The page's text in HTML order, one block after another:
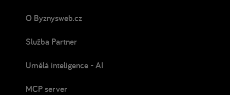
O Byznysweb.cz
Služba Partner
Umělá inteligence - AI
MCP server